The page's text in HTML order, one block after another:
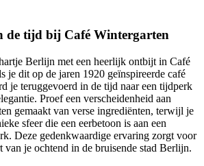
de tijd bij Café Wintergarten
Berlijn met een heerlijk ontbijt in Café
je dit op de jaren 1920 geïnspireerde café
je teruggevoerd in de tijd naar een tijdperk
Proef een verscheidenheid aan
gemaakt van verse ingrediënten, terwijl je
sfeer die een eerbetoon is aan een
Deze gedenkwaardige ervaring zorgt voor
van je ochtend in de bruisende stad Berlijn.